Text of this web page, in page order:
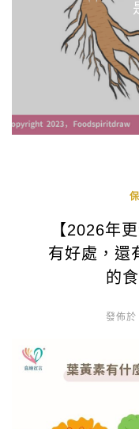
【2026年
有好處，還
的
發佈